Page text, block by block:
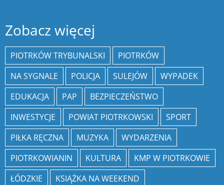
Zobacz więcej
PIOTRKÓW TRYBUNALSKI
PIOTRKÓW
NA SYGNALE
POLICJA SULEJÓW
WYPADEK
EDUKACJA
PAP
BEZPIECZEŃSTWO
INWESTYCJE
POWIAT PIOTRKOWSKI
SPORT
PIŁKA RĘCZNA
MUZYKA
WYDARZENIA
PIOTRKOWIANIN
KULTURA
KMP W PIOTRKOWIE
ŁÓDZKIE
KSIĄŻKA NA WEEKEND